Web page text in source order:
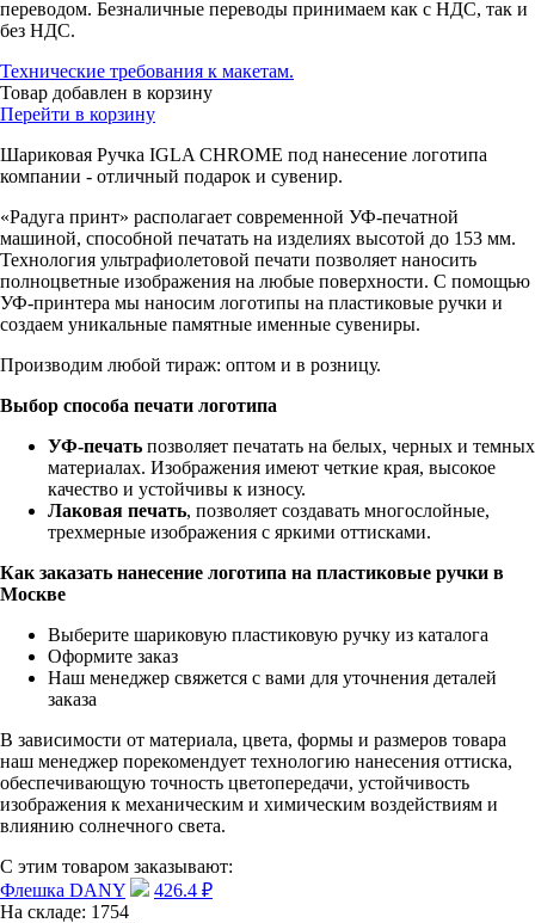
переводом. Безналичные переводы принимаем как с НДС, так и
без НДС.
Технические требования к макетам.
Товар добавлен в корзину
Перейти в корзину
Шариковая Ручка IGLA CHROME под нанесение логотипа
компании - отличный подарок и сувенир.
«Радуга принт» располагает современной УФ-печатной
машиной, способной печатать на изделиях высотой до 153 мм.
Технология ультрафиолетовой печати позволяет наносить
полноцветные изображения на любые поверхности. С помощью
УФ-принтера мы наносим логотипы на пластиковые ручки и
создаем уникальные памятные именные сувениры.
Производим любой тираж: оптом и в розницу.
Выбор способа печати логотипа
УФ-печать позволяет печатать на белых, черных и темных
материалах. Изображения имеют четкие края, высокое
качество и устойчивы к износу.
Лаковая печать, позволяет создавать многослойные,
трехмерные изображения с яркими оттисками.
Как заказать нанесение логотипа на пластиковые ручки в
Москве
Выберите шариковую пластиковую ручку из каталога
Оформите заказ
Наш менеджер свяжется с вами для уточнения деталей
заказа
В зависимости от материала, цвета, формы и размеров товара
наш менеджер порекомендует технологию нанесения оттиска,
обеспечивающую точность цветопередачи, устойчивость
изображения к механическим и химическим воздействиям и
влиянию солнечного света.
С этим товаром заказывают:
Флешка DANY
426.4 ₽
На складе: 1754